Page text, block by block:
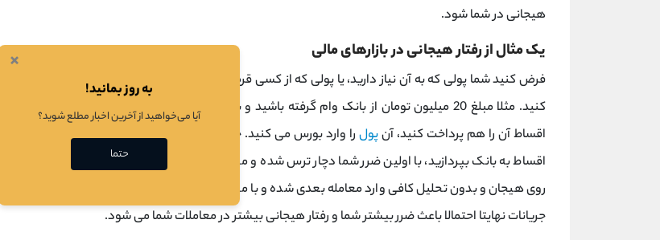
هیجانی در شما شود.
یک مثال از رفتار هیجانی در بازارهای مالی
فرض کنید شما پولی که به آن نیاز دارید، یا پولی که از کسی قرض کرده اید را برای سرمایه گذاری در یک بازار وارد
کنید. مثلا مبلغ 20 میلیون تومان از بانک وام گرفته باشید و برای اینکه این مبلغ را افزایش بدهید و به علاوه
اقساط آن را هم پرداخت کنید، آنپولرا وارد بورس می کنید. چون شما نیاز دارید که هر ماه مبلغی را به عنوان
اقساط به بانک بپردازید، با اولین ضرر شما دچار ترس شده و می خواهید با معامله بعدی ضرر را جبران کنید و از
روی هیجان و بدون تحلیل کافی وارد معامله بعدی شده و با معامله بعدی اتفاقا بیشتر وارد ضرر می شوید. این
جریانات نهایتا احتمالا باعث ضرر بیشتر شما و رفتار هیجانی بیشتر در معاملات شما می شود.
×
به روز بمانید!
آیا می‌خواهید از آخرین اخبار مطلع شوید؟
حتما